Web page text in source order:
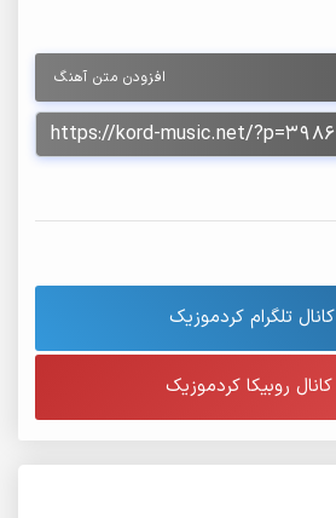
افزودن متن آهنگ
کانال تلگرام کردموزیک
کانال روبیکا کردموزیک